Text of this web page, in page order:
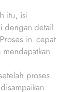
itu, isi
dengan detail
ini cepat
proses